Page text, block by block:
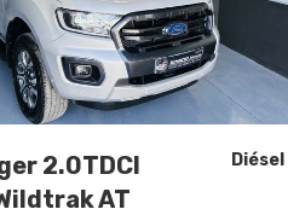
2.0TDCI
AT
Diésel